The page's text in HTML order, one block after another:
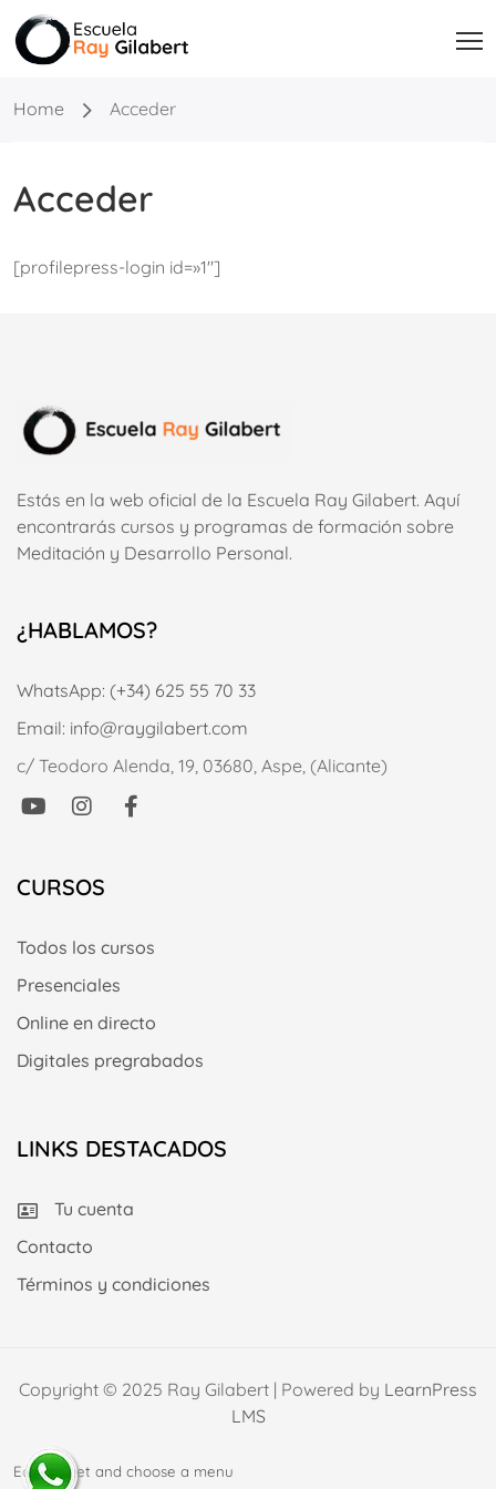
Home Acceder
Acceder
[profilepress-login id=»1″]
Estás en la web oficial de la Escuela Ray Gilabert. Aquí
encontrarás cursos y programas de formación sobre
Meditación y Desarrollo Personal.
¿HABLAMOS?
WhatsApp: (+34) 625 55 70 33
Email: info@raygilabert.com
c/ Teodoro Alenda, 19, 03680, Aspe, (Alicante)
CURSOS
Todos los cursos
Presenciales
Online en directo
Digitales pregrabados
LINKS DESTACADOS
Tu cuenta
Contacto
Términos y condiciones
Copyright © 2025 Ray Gilabert | Powered by LearnPress
LMS
Edit widget and choose a menu